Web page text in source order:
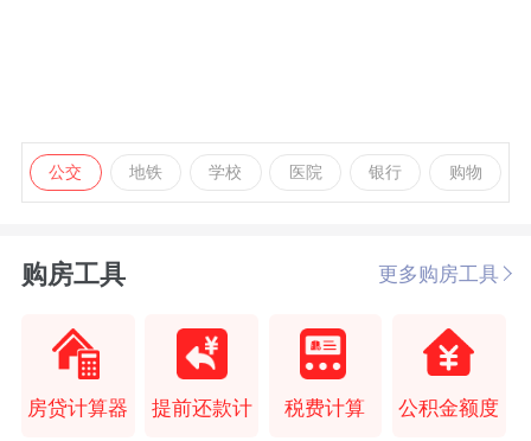
公交 地铁 学校 医院 银行 购物
购房工具 更多购房工具
房贷计算器 提前还款计 税费计算 公积金额度